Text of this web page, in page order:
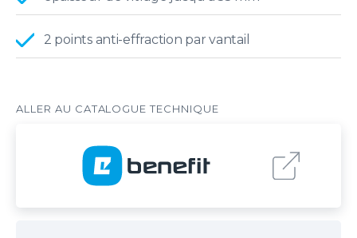
2 points anti-effraction par vantail